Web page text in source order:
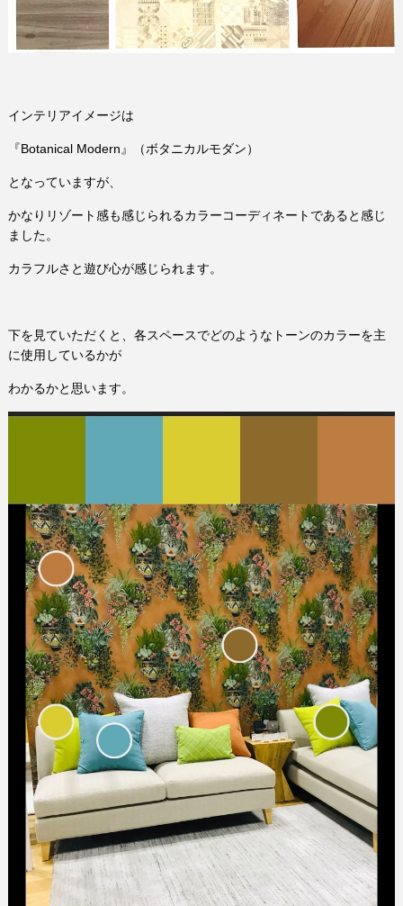
インテリアイメージは
『Botanical Modern』（ボタニカルモダン）
となっていますが、
かなりリゾート感も感じられるカラーコーディネートであると感じ
ました。
カラフルさと遊び心が感じられます。
下を見ていただくと、各スペースでどのようなトーンのカラーを主
に使用しているかが
わかるかと思います。